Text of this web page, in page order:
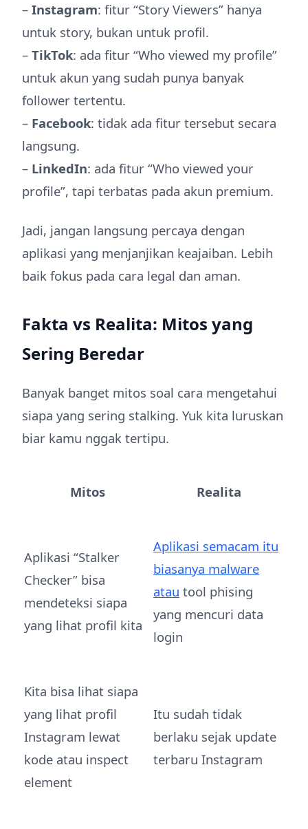
– Instagram: fitur “Story Viewers” hanya
untuk story, bukan untuk profil.
– TikTok: ada fitur “Who viewed my profile”
untuk akun yang sudah punya banyak
follower tertentu.
– Facebook: tidak ada fitur tersebut secara
langsung.
– LinkedIn: ada fitur “Who viewed your
profile”, tapi terbatas pada akun premium.
Jadi, jangan langsung percaya dengan
aplikasi yang menjanjikan keajaiban. Lebih
baik fokus pada cara legal dan aman.
Fakta vs Realita: Mitos yang
Sering Beredar
Banyak banget mitos soal cara mengetahui
siapa yang sering stalking. Yuk kita luruskan
biar kamu nggak tertipu.
Mitos Realita
Aplikasi “Stalker
Checker” bisa
mendeteksi siapa
yang lihat profil kita
Aplikasi semacam itu
biasanya malware
atau tool phising
yang mencuri data
login
Kita bisa lihat siapa
yang lihat profil
Instagram lewat
kode atau inspect
element
Itu sudah tidak
berlaku sejak update
terbaru Instagram